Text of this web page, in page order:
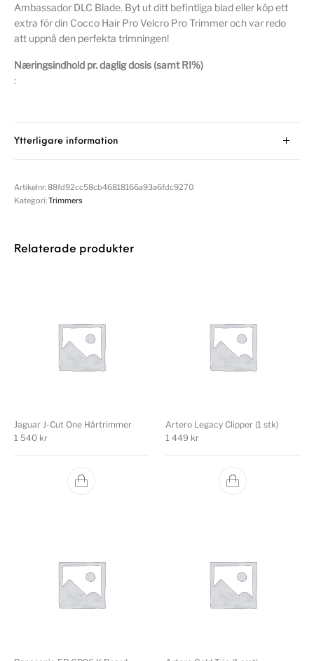
Ambassador DLC Blade. Byt ut ditt befintliga blad eller köp ett
extra för din Cocco Hair Pro Velcro Pro Trimmer och var redo
att uppnå den perfekta trimningen!
Næringsindhold pr. daglig dosis (samt RI%)
:
Ytterligare information
Artikelnr:88fd92cc58cb46818166a93a6fdc9270
Kategori:Trimmers
Relaterade produkter
Jaguar J-Cut One Hårtrimmer
1 540 kr
Artero Legacy Clipper (1 stk)
1 449 kr